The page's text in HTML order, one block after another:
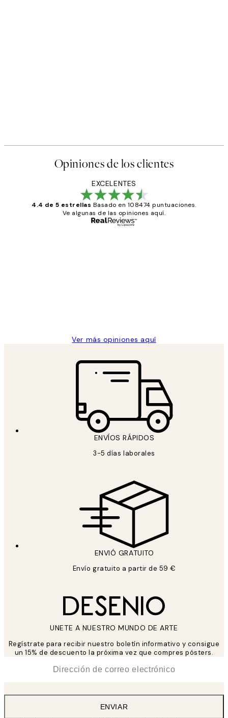
Opiniones de los clientes
EXCELENTES
4.4 de 5 estrellas Basado en 108474 puntuaciones.
Ve algunas de las opiniones aquí.
Ver más opiniones aquí
ENVÍOS RÁPIDOS
3-5 días laborales
ENVIÓ GRATUITO
Envío gratuito a partir de 59 €
UNETE A NUESTRO MUNDO DE ARTE
Regístrate para recibir nuestro boletín informativo y consigue
un 15% de descuento la próxima vez que compres pósters.
ENVIAR